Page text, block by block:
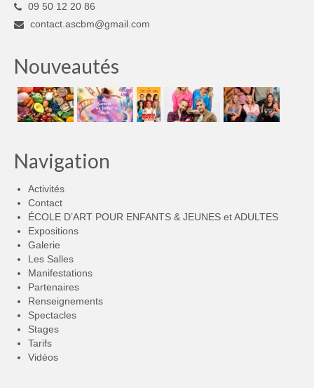
09 50 12 20 86
contact.ascbm@gmail.com
Nouveautés
Navigation
Activités
Contact
ÉCOLE D’ART POUR ENFANTS & JEUNES et ADULTES
Expositions
Galerie
Les Salles
Manifestations
Partenaires
Renseignements
Spectacles
Stages
Tarifs
Vidéos